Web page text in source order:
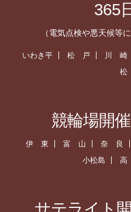
365
（電気点検や悪天候等
いわき平 松 戸 川 崎
競輪場開
伊 東 富 山 奈 良
小松島